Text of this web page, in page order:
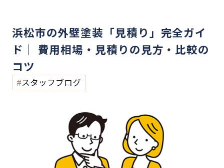
浜松市の外壁塗装「見積り」完全ガイ
ド｜ 費用相場・見積りの見方・比較の
コツ
スタッフブログ